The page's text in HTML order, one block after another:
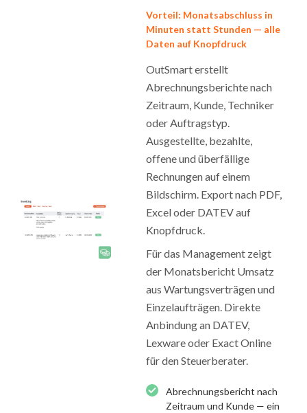
Vorteil: Monatsabschluss in
Minuten statt Stunden — alle
Daten auf Knopfdruck
OutSmart erstellt
Abrechnungsberichte nach
Zeitraum, Kunde, Techniker
oder Auftragstyp.
Ausgestellte, bezahlte,
offene und überfällige
Rechnungen auf einem
Bildschirm. Export nach PDF,
Excel oder DATEV auf
Knopfdruck.
Für das Management zeigt
der Monatsbericht Umsatz
aus Wartungsverträgen und
Einzelaufträgen. Direkte
Anbindung an DATEV,
Lexware oder Exact Online
für den Steuerberater.
Abrechnungsbericht nach
Zeitraum und Kunde — ein